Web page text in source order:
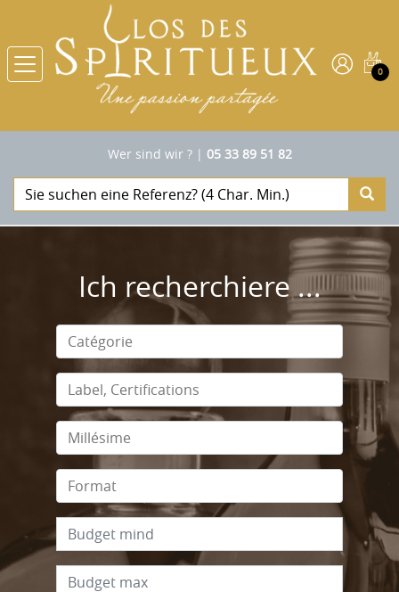
0
Wer sind wir ?| 05 33 89 51 82
Ich recherchiere ...